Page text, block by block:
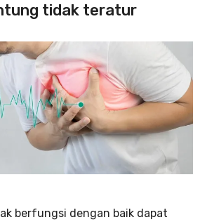
tidak teratur
berfungsi dengan baik dapat